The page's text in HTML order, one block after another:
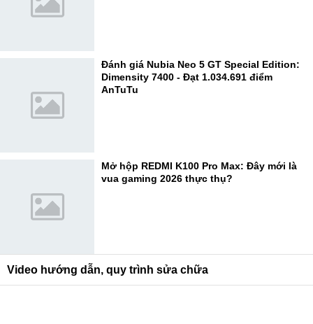
Đánh giá Nubia Neo 5 GT Special Edition:
Dimensity 7400 - Đạt 1.034.691 điểm
AnTuTu
Mở hộp REDMI K100 Pro Max: Đây mới là
vua gaming 2026 thực thụ?
Video hướng dẫn, quy trình sửa chữa